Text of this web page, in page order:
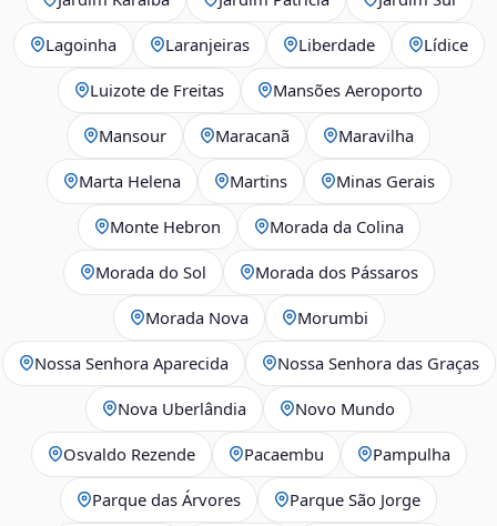
Lagoinha Laranjeiras Liberdade Lídice
Luizote de Freitas Mansões Aeroporto
Mansour Maracanã Maravilha
Marta Helena Martins Minas Gerais
Monte Hebron Morada da Colina
Morada do Sol Morada dos Pássaros
Morada Nova Morumbi
Nossa Senhora Aparecida Nossa Senhora das Graças
Nova Uberlândia Novo Mundo
Osvaldo Rezende Pacaembu Pampulha
Parque das Árvores Parque São Jorge